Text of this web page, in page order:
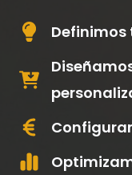
Definimos